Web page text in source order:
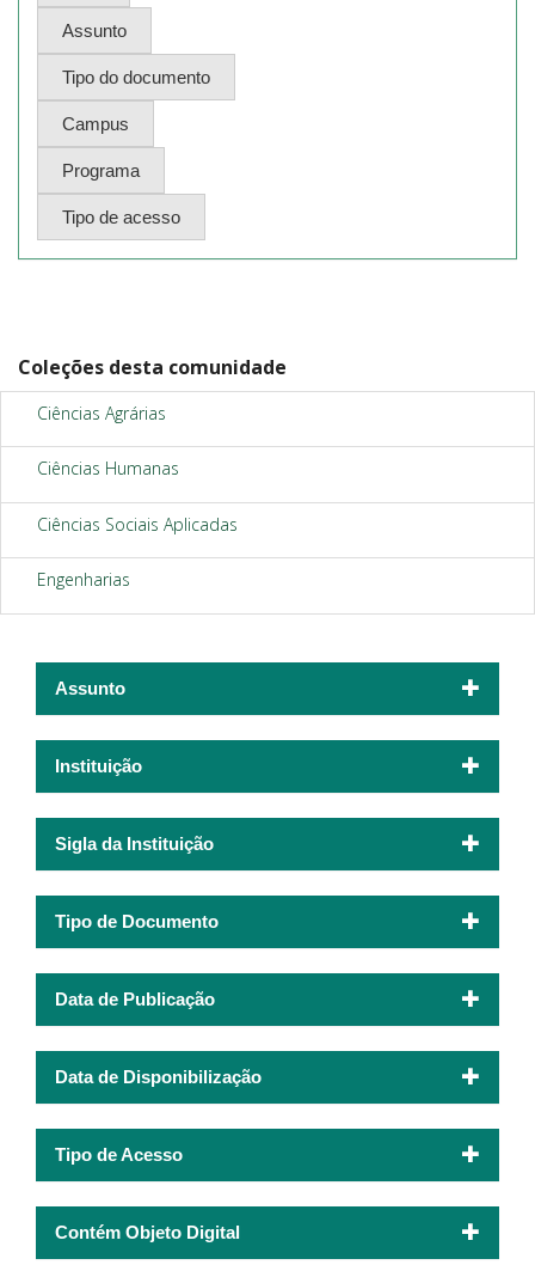
Coleções desta comunidade
Ciências Agrárias
Ciências Humanas
Ciências Sociais Aplicadas
Engenharias
Assunto
Instituição
Sigla da Instituição
Tipo de Documento
Data de Publicação
Data de Disponibilização
Tipo de Acesso
Contém Objeto Digital